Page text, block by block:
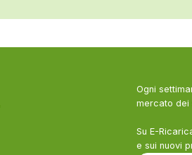
Ogni
mercato dei
Su E-
e sui nuovi